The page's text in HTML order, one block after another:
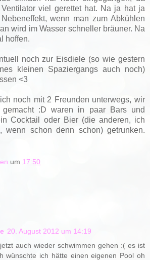
viel gerettet hat. Na ja hat ja
wenn man zum Abkühlen
wird im Wasser schneller bräuner. Na
hoffen.
noch zur Eisdiele (so wie gestern
kleinen Spaziergangs auch noch)
<3
noch mit 2 Freunden unterwegs, wir
gemacht :D waren in paar Bars und
Cocktail oder Bier (die anderen, ich
wenn schon denn schon) getrunken.
um 17:50
20. August 2012 um 14:19
auch wieder schwimmen gehen :( es ist
wünschte ich hätte einen eigenen Pool oh